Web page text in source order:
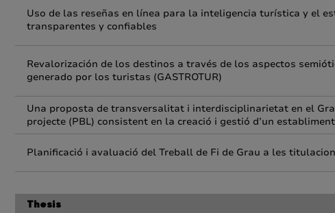
Uso de las reseñas en línea para la inteligencia turística y el
transparentes y confiables
Revalorización de los destinos a través de los aspectos
generado por los turistas (GASTROTUR)
Una proposta de transversalitat i interdisciplinarietat en el
projecte (PBL) consistent en la creació i gestió d’un
Planificació i avaluació del Treball de Fi de Grau a les
Thesis